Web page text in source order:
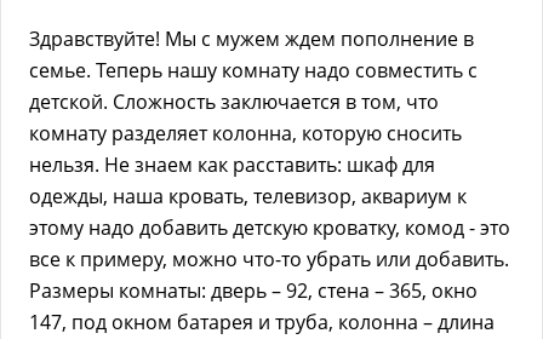
Здравствуйте! Мы с мужем ждем пополнение в
семье. Теперь нашу комнату надо совместить с
детской. Сложность заключается в том, что
комнату разделяет колонна, которую сносить
нельзя. Не знаем как расставить: шкаф для
одежды, наша кровать, телевизор, аквариум к
этому надо добавить детскую кроватку, комод - это
все к примеру, можно что-то убрать или добавить.
Размеры комнаты: дверь – 92, стена – 365, окно
147, под окном батарея и труба, колонна – длина